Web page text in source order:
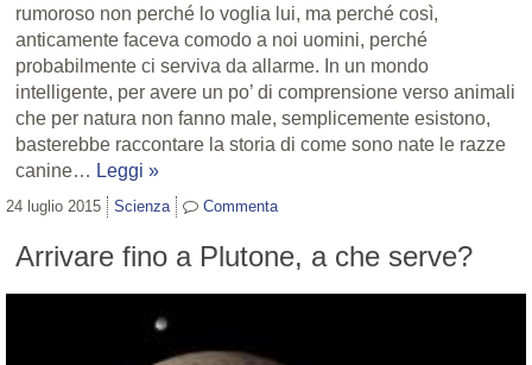
rumoroso non perché lo voglia lui, ma perché così,
anticamente faceva comodo a noi uomini, perché
probabilmente ci serviva da allarme. In un mondo
intelligente, per avere un po’ di comprensione verso animali
che per natura non fanno male, semplicemente esistono,
basterebbe raccontare la storia di come sono nate le razze
canine… Leggi »
24 luglio 2015 Scienza Commenta
Arrivare fino a Plutone, a che serve?